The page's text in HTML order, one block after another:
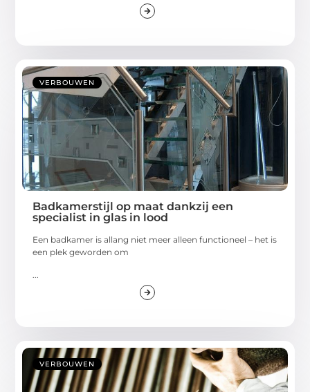
VERBOUWEN
Badkamerstijl op maat dankzij een
specialist in glas in lood
Een badkamer is allang niet meer alleen functioneel – het is
een plek geworden om
VERBOUWEN